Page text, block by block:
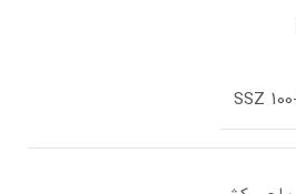
SSZ